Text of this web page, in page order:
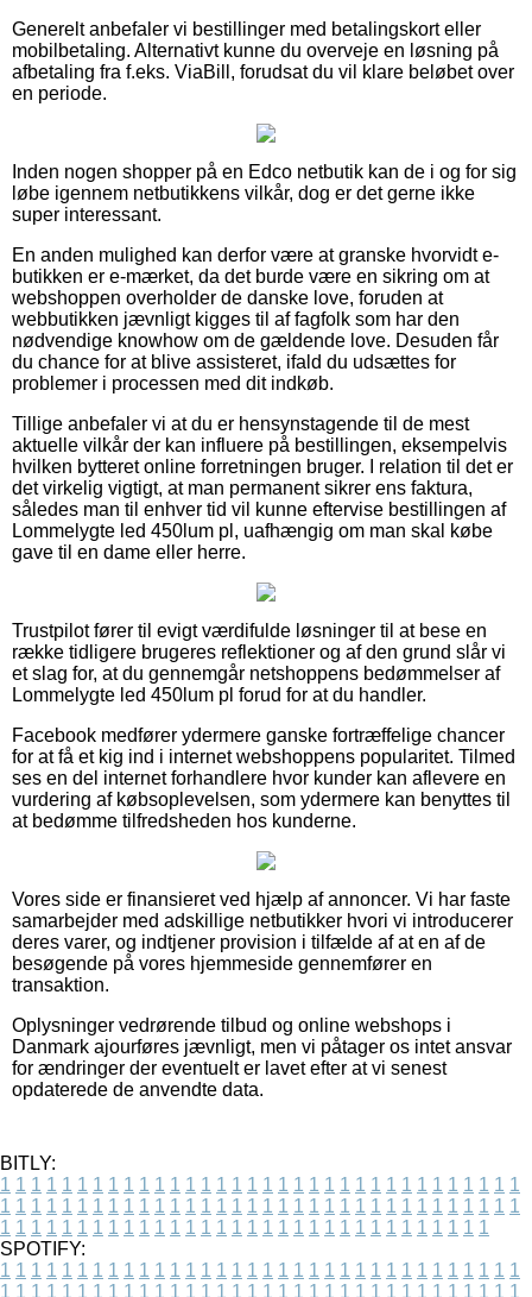
Generelt anbefaler vi bestillinger med betalingskort eller
mobilbetaling. Alternativt kunne du overveje en løsning på
afbetaling fra f.eks. ViaBill, forudsat du vil klare beløbet over
en periode.
Inden nogen shopper på en Edco netbutik kan de i og for sig
løbe igennem netbutikkens vilkår, dog er det gerne ikke
super interessant.
En anden mulighed kan derfor være at granske hvorvidt e-
butikken er e-mærket, da det burde være en sikring om at
webshoppen overholder de danske love, foruden at
webbutikken jævnligt kigges til af fagfolk som har den
nødvendige knowhow om de gældende love. Desuden får
du chance for at blive assisteret, ifald du udsættes for
problemer i processen med dit indkøb.
Tillige anbefaler vi at du er hensynstagende til de mest
aktuelle vilkår der kan influere på bestillingen, eksempelvis
hvilken bytteret online forretningen bruger. I relation til det er
det virkelig vigtigt, at man permanent sikrer ens faktura,
således man til enhver tid vil kunne eftervise bestillingen af
Lommelygte led 450lum pl, uafhængig om man skal købe
gave til en dame eller herre.
Trustpilot fører til evigt værdifulde løsninger til at bese en
række tidligere brugeres reflektioner og af den grund slår vi
et slag for, at du gennemgår netshoppens bedømmelser af
Lommelygte led 450lum pl forud for at du handler.
Facebook medfører ydermere ganske fortræffelige chancer
for at få et kig ind i internet webshoppens popularitet. Tilmed
ses en del internet forhandlere hvor kunder kan aflevere en
vurdering af købsoplevelsen, som ydermere kan benyttes til
at bedømme tilfredsheden hos kunderne.
Vores side er finansieret ved hjælp af annoncer. Vi har faste
samarbejder med adskillige netbutikker hvori vi introducerer
deres varer, og indtjener provision i tilfælde af at en af de
besøgende på vores hjemmeside gennemfører en
transaktion.
Oplysninger vedrørende tilbud og online webshops i
Danmark ajourføres jævnligt, men vi påtager os intet ansvar
for ændringer der eventuelt er lavet efter at vi senest
opdaterede de anvendte data.
BITLY:
1 1 1 1 1 1 1 1 1 1 1 1 1 1 1 1 1 1 1 1 1 1 1 1 1 1 1 1 1 1 1 1 1 1
1 1 1 1 1 1 1 1 1 1 1 1 1 1 1 1 1 1 1 1 1 1 1 1 1 1 1 1 1 1 1 1 1 1
1 1 1 1 1 1 1 1 1 1 1 1 1 1 1 1 1 1 1 1 1 1 1 1 1 1 1 1 1 1 1 1
SPOTIFY:
1 1 1 1 1 1 1 1 1 1 1 1 1 1 1 1 1 1 1 1 1 1 1 1 1 1 1 1 1 1 1 1 1 1
1 1 1 1 1 1 1 1 1 1 1 1 1 1 1 1 1 1 1 1 1 1 1 1 1 1 1 1 1 1 1 1 1 1